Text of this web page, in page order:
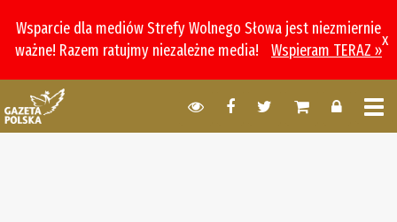
Wsparcie dla mediów Strefy Wolnego Słowa jest niezmiernie
ważne! Razem ratujmy niezależne media!
Wspieram TERAZ »
x